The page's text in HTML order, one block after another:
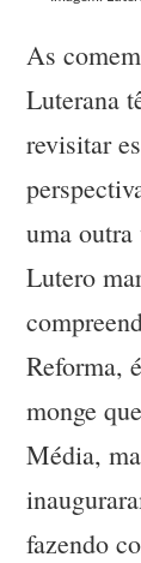
As
Luterana
revisitar
uma
Lutero
Reforma,
monge
Média,
fazendo